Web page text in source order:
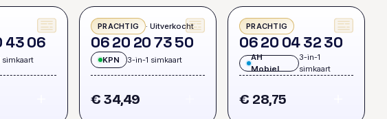
4306
simkaart
PRACHTIG · Uitverkocht
0620 207350
KPN 3-in-1 simkaart
€ 34,49
PRACHTIG
0620 043230
AH
Mobiel
3-in-1
simkaart
€ 28,75